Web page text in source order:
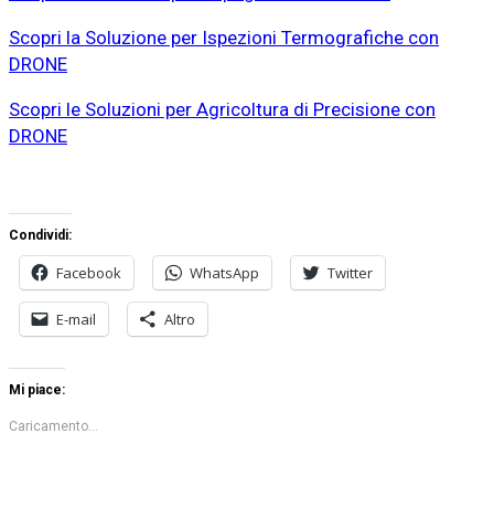
Scopri la Soluzione per Ispezioni Termografiche con
DRONE
Scopri le Soluzioni per Agricoltura di Precisione con
DRONE
Condividi:
Facebook WhatsApp Twitter
E-mail Altro
Mi piace:
Caricamento...